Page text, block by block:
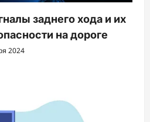
заднего хода и их
на дороге
2024